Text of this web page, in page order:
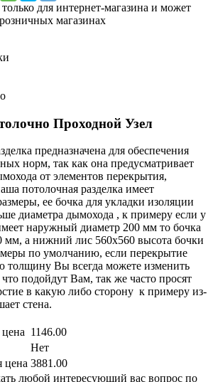
для интернет-магазина и может
магазинах
Проходной Узел
предназначена для обеспечения
норм, так как она предусматривает
от элементов перекрытия,
потолочная разделка имеет
ее бочка для укладки изоляции
диаметра дымохода , к примеру если у
наружный диаметр 200 мм то бочка
мм, а нижний лис 560х560 высота бочки
по умолчанию, если перекрытие
толщину Вы всегда можете изменить
подойдут Вам, так же часто просят
в какую либо сторону к примеру из-
стена.
1146.00
Нет
цена 3881.00
любой интересующий вас вопрос по